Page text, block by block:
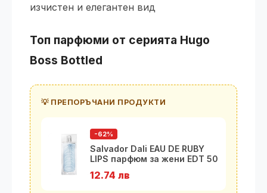
изчистен и елегантен вид
Топ парфюми от серията Hugo
Boss Bottled
💡 ПРЕПОРЪЧАНИ ПРОДУКТИ
-62%
Salvador Dali EAU DE RUBY
LIPS парфюм за жени EDT 50
12.74 лв